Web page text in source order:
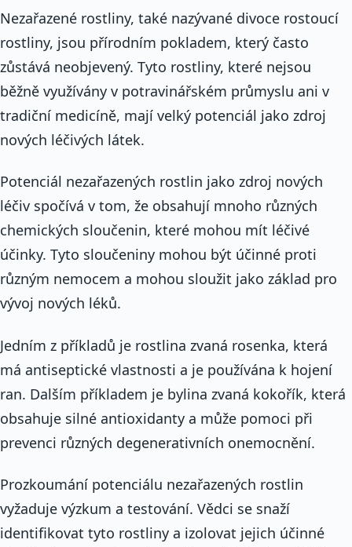
Nezařazené rostliny, také nazývané divoce rostoucí
rostliny, jsou přírodním pokladem, který často
zůstává neobjevený. Tyto rostliny, které nejsou
běžně využívány v potravinářském průmyslu ani v
tradiční medicíně, mají velký potenciál jako zdroj
nových léčivých látek.
Potenciál nezařazených rostlin jako zdroj nových
léčiv spočívá v tom, že obsahují mnoho různých
chemických sloučenin, které mohou mít léčivé
účinky. Tyto sloučeniny mohou být účinné proti
různým nemocem a mohou sloužit jako základ pro
vývoj nových léků.
Jedním z příkladů je rostlina zvaná rosenka, která
má antiseptické vlastnosti a je používána k hojení
ran. Dalším příkladem je bylina zvaná kokořík, která
obsahuje silné antioxidanty a může pomoci při
prevenci různých degenerativních onemocnění.
Prozkoumání potenciálu nezařazených rostlin
vyžaduje výzkum a testování. Vědci se snaží
identifikovat tyto rostliny a izolovat jejich účinné